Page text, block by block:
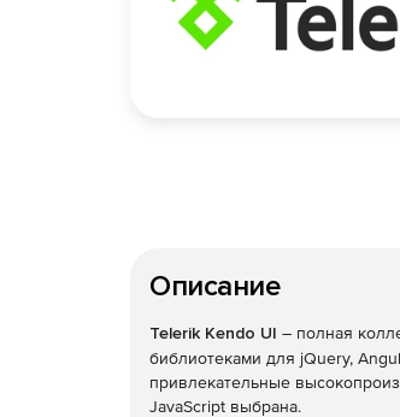
Описание
Telerik Kendo UI – полная
библиотеками для jQuery,
привлекательные
JavaScript выбрана.